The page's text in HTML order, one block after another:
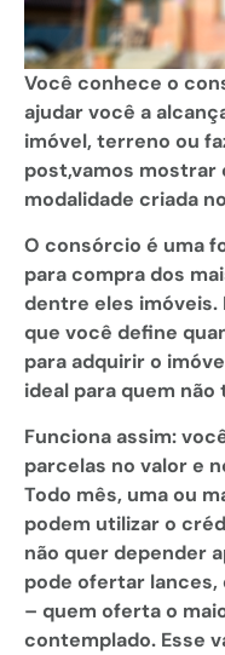
Você conhece o
ajudar você a
imóvel, terreno ou
post,vamos mostrar
modalidade criada
O consórcio é uma
para compra dos
dentre eles imóveis.
que você define
para adquirir o
ideal para quem
Funciona assim:
parcelas no valor e
Todo mês, uma ou
podem utilizar o
não quer depender
pode ofertar lances,
– quem oferta o
contemplado. Esse